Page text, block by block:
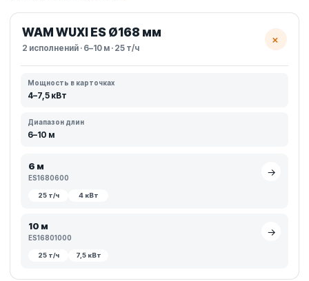
WAM WUXI ES Ø168 мм
2 исполнений · 6–10 м · 25 т/ч
+
Мощность в карточках
4–7,5 кВт
Диапазон длин
6–10 м
6 м
ES1680600
25 т/ч 4 кВт
→
10 м
ES16801000
25 т/ч 7,5 кВт
→